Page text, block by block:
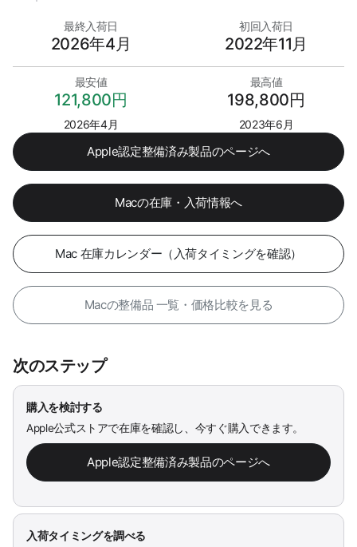
最終入荷日
2026年4月
初回入荷日
2022年11月
最安値
121,800円
2026年4月
最高値
198,800円
2023年6月
Apple認定整備済み製品のページへ
Macの在庫・入荷情報へ
Mac 在庫カレンダー（入荷タイミングを確認）
Macの整備品 一覧・価格比較を見る
次のステップ
購入を検討する
Apple公式ストアで在庫を確認し、今すぐ購入できます。
Apple認定整備済み製品のページへ
入荷タイミングを調べる